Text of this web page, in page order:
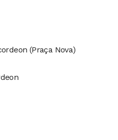
(Praça Nova)